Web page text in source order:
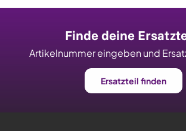
Finde deine
Artikelnummer eingeben und
Ersatzteil finden